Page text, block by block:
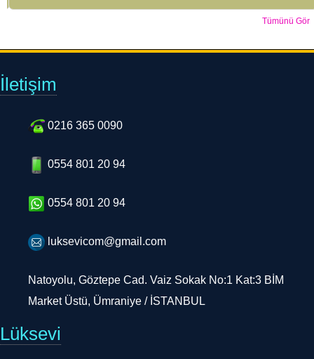
Tümünü Gör
İletişim
0216 365 0090
0554 801 20 94
0554 801 20 94
luksevicom@gmail.com
Natoyolu, Göztepe Cad. Vaiz Sokak No:1 Kat:3 BİM
Market Üstü, Ümraniye / İSTANBUL
Lüksevi